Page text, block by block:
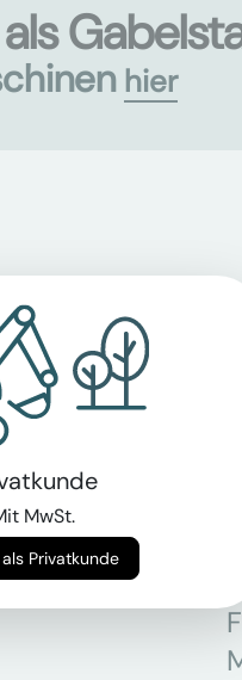
hier
an
MwSt.
Weiter als Privatkunde